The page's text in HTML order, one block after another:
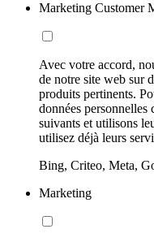
Marketing Customer
Avec votre accord,
de notre site web sur
produits pertinents.
données personnelles
suivants et utilisons
utilisez déjà leurs
Bing, Criteo, Meta,
Marketing